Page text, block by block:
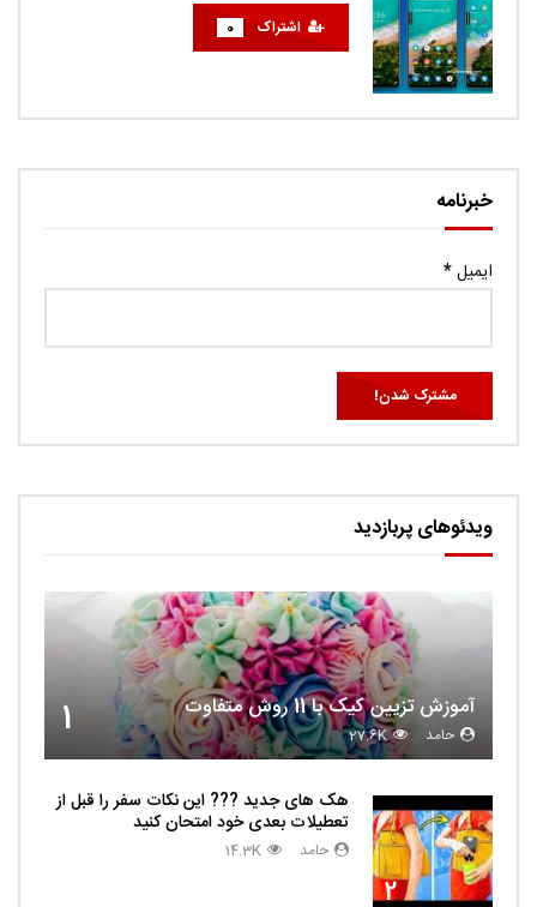
اشتراک 0
خبرنامه
ایمیل*
ویدئوهای پربازدید
1 آموزش تزیین کیک با 11 روش متفاوت
حامد 27.6K
2
هک های جدید ??️? این نکات سفر را قبل از
تعطیلات بعدی خود امتحان کنید
حامد 14.3K